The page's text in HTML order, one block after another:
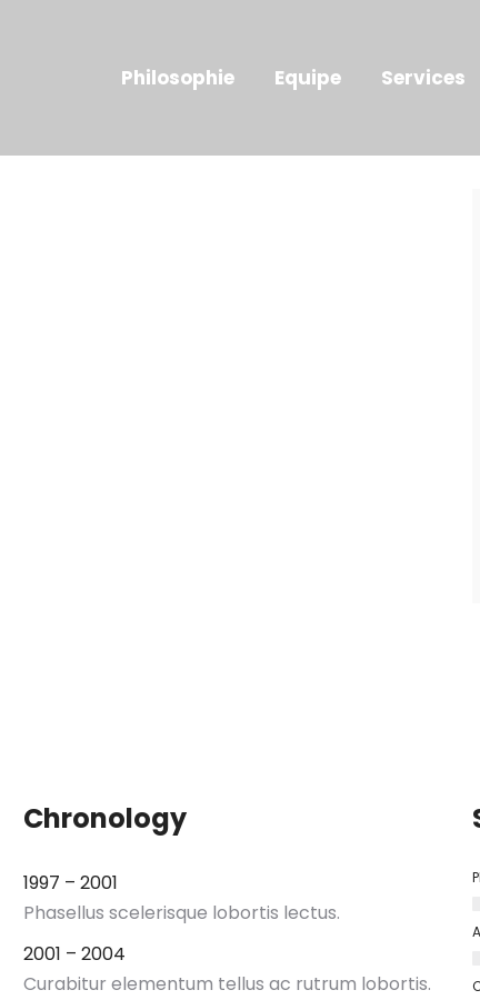
Philosophie Equipe Services
Chronology
1997 – 2001
Phasellus scelerisque lobortis lectus.
2001 – 2004
Curabitur elementum tellus ac rutrum lobortis.